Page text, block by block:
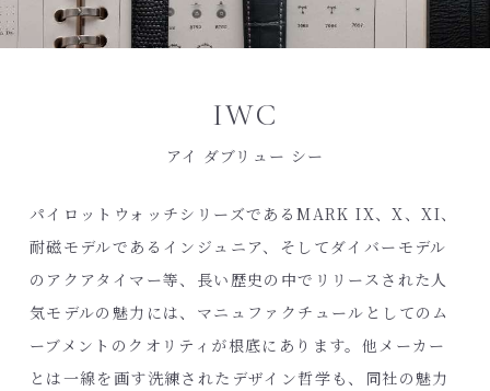
IWC
アイ ダブリュー シー
パイロットウォッチシリーズであるMARK IX、X、XI、
耐磁モデルであるインジュニア、そしてダイバーモデル
のアクアタイマー等、長い歴史の中でリリースされた人
気モデルの魅力には、マニュファクチュールとしてのム
ーブメントのクオリティが根底にあります。他メーカー
とは一線を画す洗練されたデザイン哲学も、同社の魅力